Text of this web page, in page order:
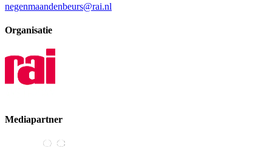
negenmaandenbeurs@rai.nl
Organisatie
Mediapartner